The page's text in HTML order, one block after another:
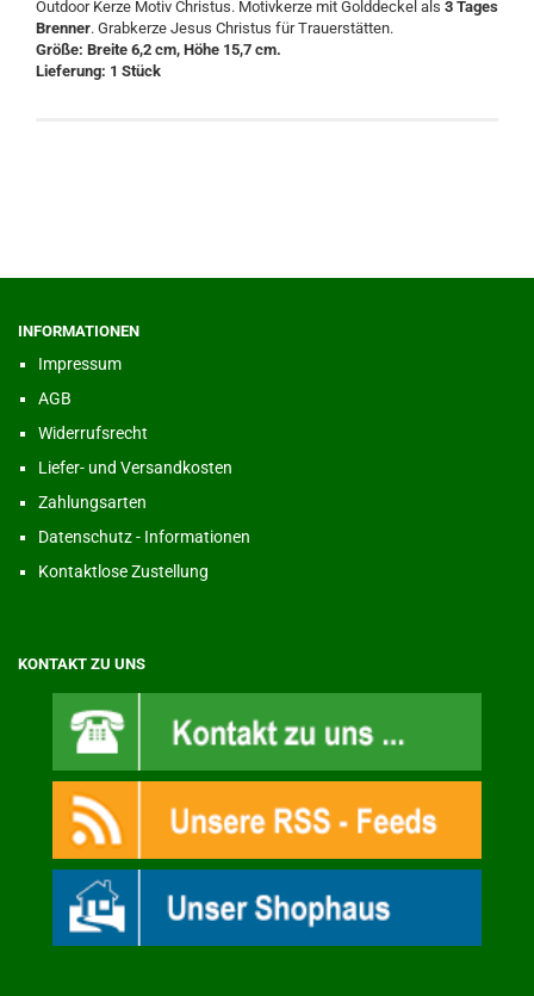
Outdoor Kerze Motiv Christus. Motivkerze mit Golddeckel als 3 Tages
Brenner. Grabkerze Jesus Christus für Trauerstätten.
Größe: Breite 6,2 cm, Höhe 15,7 cm.
Lieferung: 1 Stück
INFORMATIONEN
Impressum
AGB
Widerrufsrecht
Liefer- und Versandkosten
Zahlungsarten
Datenschutz - Informationen
Kontaktlose Zustellung
KONTAKT ZU UNS